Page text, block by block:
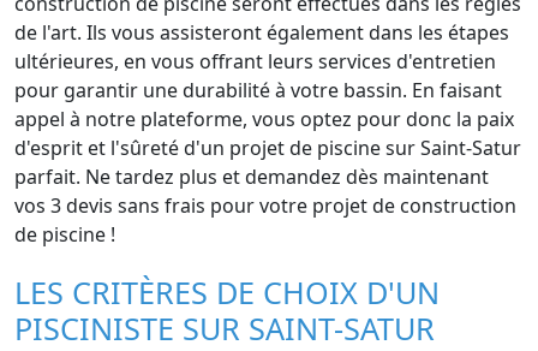
de l'art. Ils vous assisteront également dans les étapes
ultérieures, en vous offrant leurs services d'entretien
pour garantir une durabilité à votre bassin. En faisant
appel à notre plateforme, vous optez pour donc la paix
d'esprit et l'sûreté d'un projet de piscine sur Saint-Satur
parfait. Ne tardez plus et demandez dès maintenant
vos 3 devis sans frais pour votre projet de construction
de piscine !
LES CRITÈRES DE CHOIX D'UN
PISCINISTE SUR SAINT-SATUR